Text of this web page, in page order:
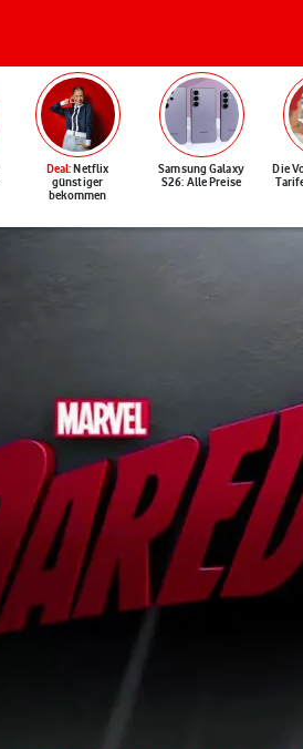
Deal: Netflix
günstiger
bekommen
Samsung Galaxy
S26: Alle Preise
Die